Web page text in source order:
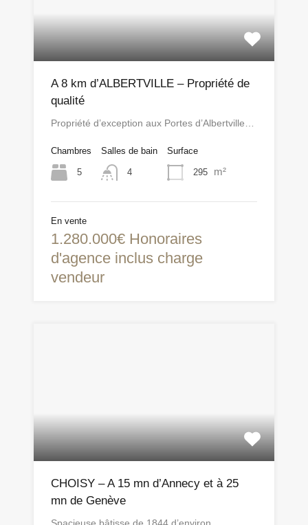
A 8 km d’ALBERTVILLE – Propriété de
qualité
Propriété d’exception aux Portes d’Albertville…
Chambres
5
Salles de bain
4
Surface
295 m²
En vente
1.280.000€ Honoraires
d'agence inclus charge
vendeur
CHOISY – A 15 mn d’Annecy et à 25
mn de Genève